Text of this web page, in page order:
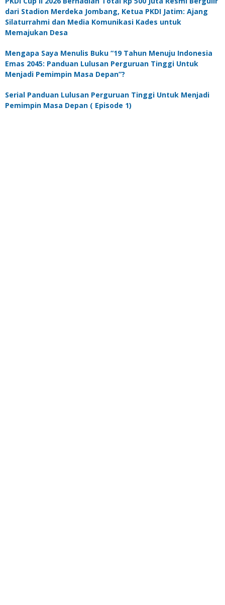
dari Stadion Merdeka Jombang, Ketua PKDI Jatim: Ajang
Silaturrahmi dan Media Komunikasi Kades untuk
Memajukan Desa
Mengapa Saya Menulis Buku “19 Tahun Menuju Indonesia
Emas 2045: Panduan Lulusan Perguruan Tinggi Untuk
Menjadi Pemimpin Masa Depan”?
Serial Panduan Lulusan Perguruan Tinggi Untuk Menjadi
Pemimpin Masa Depan ( Episode 1)